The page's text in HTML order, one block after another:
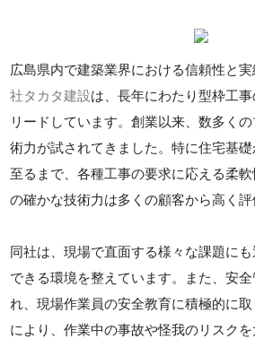
広島県内で建築業界における信頼性と
社タカタ建設は、長年にわたり型枠工
リードしています。創業以来、数多く
術力が試されてきました。特に住宅基
至るまで、各種工事の要求に応える柔
の確かな技術力は多くの顧客から高く評
同社は、現場で直面する様々な課題に
できる環境を整えています。また、安
れ、現場作業員の安全教育に積極的に
により、作業中の事故や怪我のリスク